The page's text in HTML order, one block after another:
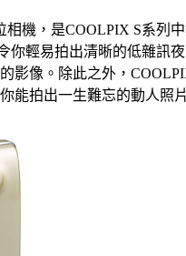
機，是COOLPIX S系列
你輕易拍出清晰的低雜訊
像。除此之外，
能拍出一生難忘的動人照